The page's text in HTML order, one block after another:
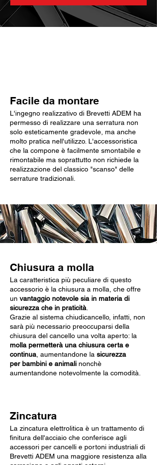
Facile da montare
L'ingegno realizzativo di Brevetti ADEM ha
permesso di realizzare una serratura non
solo esteticamente gradevole, ma anche
molto pratica nell'utilizzo. L'accessoristica
che la compone è facilmente smontabile e
rimontabile ma soprattutto non richiede la
realizzazione del classico "scanso" delle
serrature tradizionali.
Chiusura a molla
La caratteristica più peculiare di questo
accessorio è la chiusura a molla, che offre
un vantaggio notevole sia in materia di
sicurezza che in praticità
Grazie al sistema chiudicancello, infatti, non
sarà più necessario preoccuparsi della
chiusura del cancello una volta aperto: la
molla permetterà una chiusura certa e
continua , aumentandone la sicurezza
per bambini e animali nonchè
aumentandone notevolmente la comodità.
Zincatura
La zincatura elettrolitica è un trattamento di
finitura dell'acciaio che conferisce agli
accessori per cancelli e portoni industriali di
Brevetti ADEM una maggiore resistenza alla